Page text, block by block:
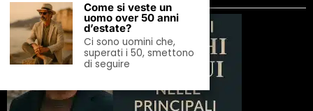
Come si veste un
uomo over 50 anni
d’estate?
Ci sono uomini che,
superati i 50, smettono
di seguire